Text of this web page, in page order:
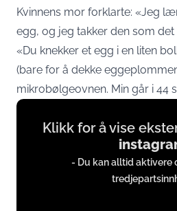
Kvinnens mor forklarte: «Jeg
egg, og jeg takker den som det
«Du knekker et egg i en liten
(bare for å dekke
mikrobølgeovnen. Min går i 44
Display
content
instagram.com
Klikk for å vise
- Du kan alltid aktivere